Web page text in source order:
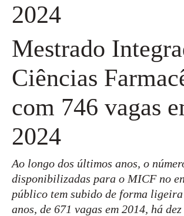
2024
Mestrado
Ciências
com 746 vagas
2024
Ao longo dos últimos anos, o
disponibilizadas para o MICF no
público tem subido de forma ligeira
anos, de 671 vagas em 2014, há